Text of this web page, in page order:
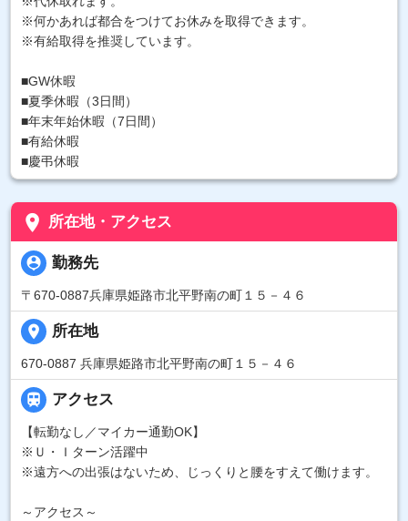
※何かあれば都合をつけてお休みを取得できます。
※有給取得を推奨しています。
■GW休暇
■夏季休暇（3日間）
■年末年始休暇（7日間）
■有給休暇
■慶弔休暇
place 所在地・アクセス
person_pin 勤務先
〒670-0887兵庫県姫路市北平野南の町１５－４６
place 所在地
670-0887 兵庫県姫路市北平野南の町１５－４６
 アクセス
【転勤なし／マイカー通勤OK】
※Ｕ・Ｉターン活躍中
※遠方への出張はないため、じっくりと腰をすえて働けます。
～アクセス～